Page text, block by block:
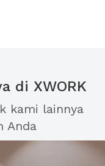
di XWORK
kami lainnya
Anda